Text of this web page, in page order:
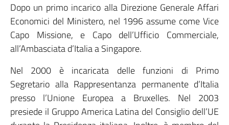
Dopo un primo incarico alla Direzione Generale Affari
Economici del Ministero, nel 1996 assume come Vice
Capo Missione, e Capo dell’Ufficio Commerciale,
all’Ambasciata d’Italia a Singapore.
Nel 2000 è incaricata delle funzioni di Primo
Segretario alla Rappresentanza permanente d’Italia
presso l’Unione Europea a Bruxelles. Nel 2003
presiede il Gruppo America Latina del Consiglio dell’UE